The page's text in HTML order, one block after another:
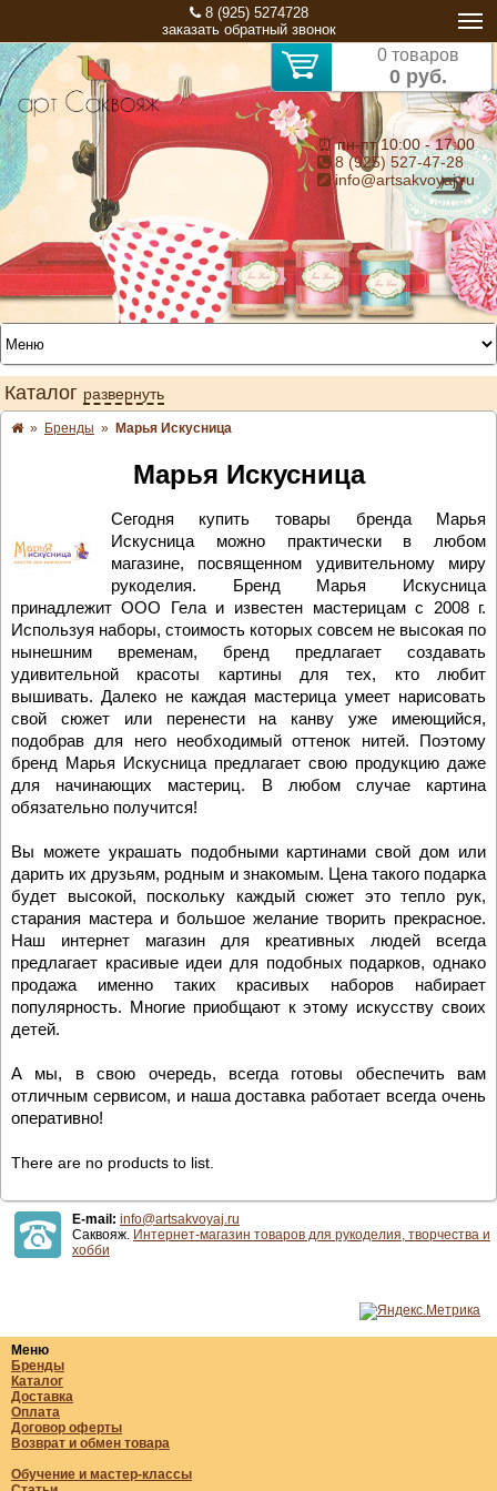
8 (925) 5274728
заказать обратный звонок
0 товаров
0 руб.
⏰ пн-пт 10:00 - 17:00
8 (925) 527-47-28
info@artsakvoyaj.ru
Каталог развернуть
» Бренды » Марья Искусница
Марья Искусница
Сегодня купить товары бренда Марья
Искусница можно практически в любом
магазине, посвященном удивительному миру
рукоделия. Бренд Марья Искусница
принадлежит ООО Гела и известен мастерицам с 2008 г.
Используя наборы, стоимость которых совсем не высокая по
нынешним временам, бренд предлагает создавать
удивительной красоты картины для тех, кто любит
вышивать. Далеко не каждая мастерица умеет нарисовать
свой сюжет или перенести на канву уже имеющийся,
подобрав для него необходимый оттенок нитей. Поэтому
бренд Марья Искусница предлагает свою продукцию даже
для начинающих мастериц. В любом случае картина
обязательно получится!
Вы можете украшать подобными картинами свой дом или
дарить их друзьям, родным и знакомым. Цена такого подарка
будет высокой, поскольку каждый сюжет это тепло рук,
старания мастера и большое желание творить прекрасное.
Наш интернет магазин для креативных людей всегда
предлагает красивые идеи для подобных подарков, однако
продажа именно таких красивых наборов набирает
популярность. Многие приобщают к этому искусству своих
детей.
А мы, в свою очередь, всегда готовы обеспечить вам
отличным сервисом, и наша доставка работает всегда очень
оперативно!
There are no products to list.
E-mail: info@artsakvoyaj.ru
Саквояж. Интернет-магазин товаров для рукоделия, творчества и
хобби
Меню
Бренды
Каталог
Доставка
Оплата
Договор оферты
Возврат и обмен товара
Обучение и мастер-классы